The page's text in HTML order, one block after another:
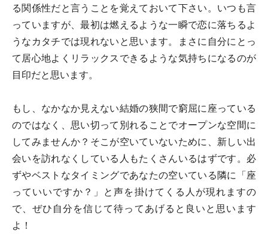
る関係性だと言うことを覚えておいて下さい。いつも言
っていますが、最初は燃えるような一瞬で恋に落ちるよ
うなカタチでは現れないと思います。まさに自分にとっ
て居心地よくリラックスできるような気持ちになるのが
目印だと思います。
もし、なかなか見えない結婚の狭間で窮屈に座っている
のではなく、思い切って別れることでオープンな空間に
してみませんか？そこが空いていないために、新しい出
会いを訪れなくしている人もたくさんいるはずです。必
ずやベストなタイミングであなたの空いている隣に「座
っていいですか？」と声を掛けてくる人が現れますの
で、ぜひ自分を信じて待ってあげると良いと思います
よ！